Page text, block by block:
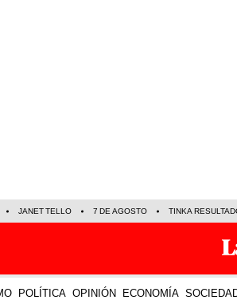
JANET TELLO 7 DE AGOSTO TINKA
POLÍTICA OPINIÓN ECONOMÍA